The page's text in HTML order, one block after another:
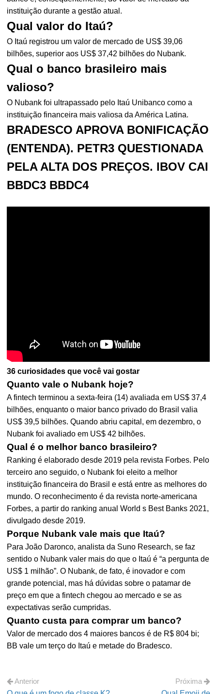
instituição durante a gestão atual.
Qual valor do Itaú?
O Itaú registrou um valor de mercado de US$ 39,06
bilhões, superior aos US$ 37,42 bilhões do Nubank.
Qual o banco brasileiro mais
valioso?
O Nubank foi ultrapassado pelo Itaú Unibanco como a
instituição financeira mais valiosa da América Latina.
BRADESCO APROVA BONIFICAÇÃO
(ENTENDA). PETR3 QUESTIONADA
PELA ALTA DOS PREÇOS. IBOV CAI
BBDC3 BBDC4
36 curiosidades que você vai gostar
Quanto vale o Nubank hoje?
A fintech terminou a sexta-feira (14) avaliada em US$ 37,4
bilhões, enquanto o maior banco privado do Brasil valia
US$ 39,5 bilhões. Quando abriu capital, em dezembro, o
Nubank foi avaliado em US$ 42 bilhões.
Qual é o melhor banco brasileiro?
Ranking é elaborado desde 2019 pela revista Forbes. Pelo
terceiro ano seguido, o Nubank foi eleito a melhor
instituição financeira do Brasil e está entre as melhores do
mundo. O reconhecimento é da revista norte-americana
Forbes, a partir do ranking anual World s Best Banks 2021,
divulgado desde 2019.
Porque Nubank vale mais que Itaú?
Para João Daronco, analista da Suno Research, se faz
sentido o Nubank valer mais do que o Itaú é “a pergunta de
US$ 1 milhão”. O Nubank, de fato, é inovador e com
grande potencial, mas há dúvidas sobre o patamar de
preço em que a fintech chegou ao mercado e se as
expectativas serão cumpridas.
Quanto custa para comprar um banco?
Valor de mercado dos 4 maiores bancos é de R$ 804 bi;
BB vale um terço do Itaú e metade do Bradesco.
Anterior
Próxima